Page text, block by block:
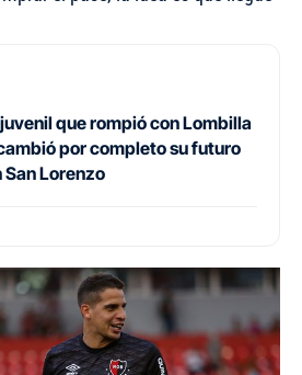
que rompió con Lombilla
por completo su futuro
San Lorenzo